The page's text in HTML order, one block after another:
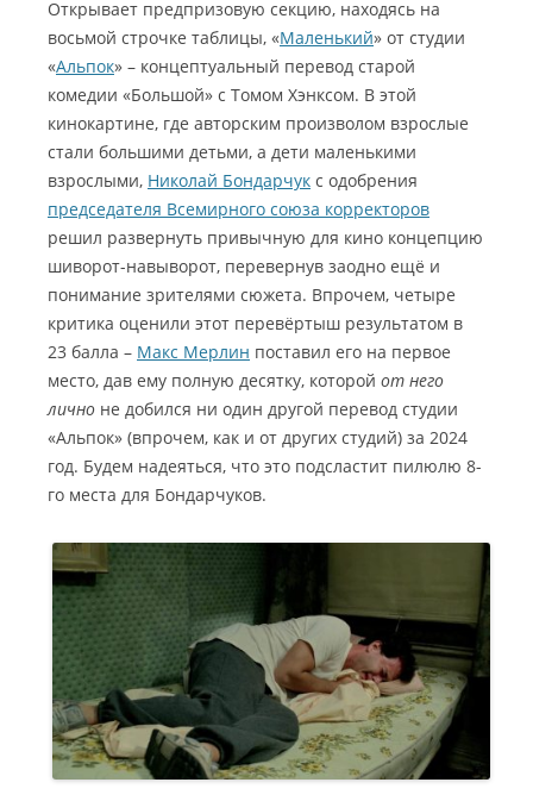
Открывает предпризовую секцию, находясь на
восьмой строчке таблицы, «Маленький» от студии
«Альпок» – концептуальный перевод старой
комедии «Большой» с Томом Хэнксом. В этой
кинокартине, где авторским произволом взрослые
стали большими детьми, а дети маленькими
взрослыми, Николай Бондарчук с одобрения
председателя Всемирного союза корректоров
решил развернуть привычную для кино концепцию
шиворот-навыворот, перевернув заодно ещё и
понимание зрителями сюжета. Впрочем, четыре
критика оценили этот перевёртыш результатом в
23 балла – Макс Мерлин поставил его на первое
место, дав ему полную десятку, которой от него
лично не добился ни один другой перевод студии
«Альпок» (впрочем, как и от других студий) за 2024
год. Будем надеяться, что это подсластит пилюлю 8-
го места для Бондарчуков.